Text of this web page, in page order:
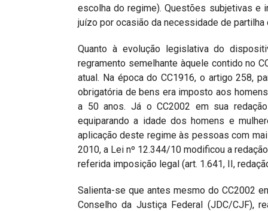
escolha do regime). Questões subjetivas e
juízo por ocasião da necessidade de partilha
Quanto à evolução legislativa do
regramento semelhante àquele contido no
atual. Na época do CC1916, o artigo 258,
obrigatória de bens era imposto aos
a 50 anos. Já o CC2002 em sua
equiparando a idade dos homens e
aplicação deste regime às pessoas com
2010, a Lei nº 12.344/10 modificou a
referida imposição legal (art. 1.641, II,
Salienta-se que antes mesmo do CC2002
Conselho da Justiça Federal (JDC/CJF),